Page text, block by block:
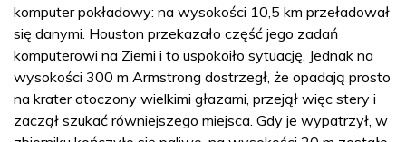
komputer pokładowy: na wysokości 10,5 km przeładował
się danymi. Houston przekazało część jego zadań
komputerowi na Ziemi i to uspokoiło sytuację. Jednak na
wysokości 300 m Armstrong dostrzegł, że opadają prosto
na krater otoczony wielkimi głazami, przejął więc stery i
zaczął szukać równiejszego miejsca. Gdy je wypatrzył, w